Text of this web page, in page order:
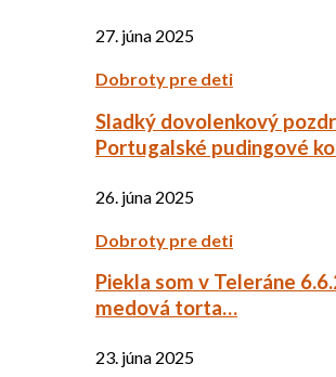
27. júna 2025
Dobroty pre deti
Sladký dovolenkový
Portugalské pudingové
26. júna 2025
Dobroty pre deti
Piekla som v Teleráne
medová torta…
23. júna 2025